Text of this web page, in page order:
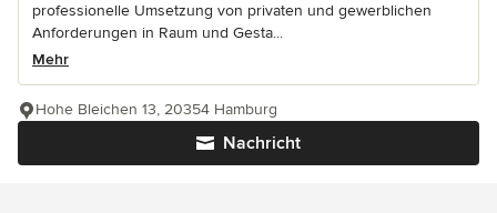
professionelle Umsetzung von privaten und gewerblichen
Anforderungen in Raum und Gesta...
Mehr
Nachricht
Hohe Bleichen 13, 20354 Hamburg